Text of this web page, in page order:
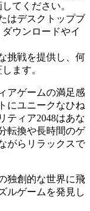
てください。
はデスクトップブ
ウンロードやイ
挑戦を提供し、何
ます。
アゲームの満足感
にユニークなひね
ティア2048はあな
転換や長時間のゲ
がらリラックスで
独創的な世界に飛
ルゲームを発見し